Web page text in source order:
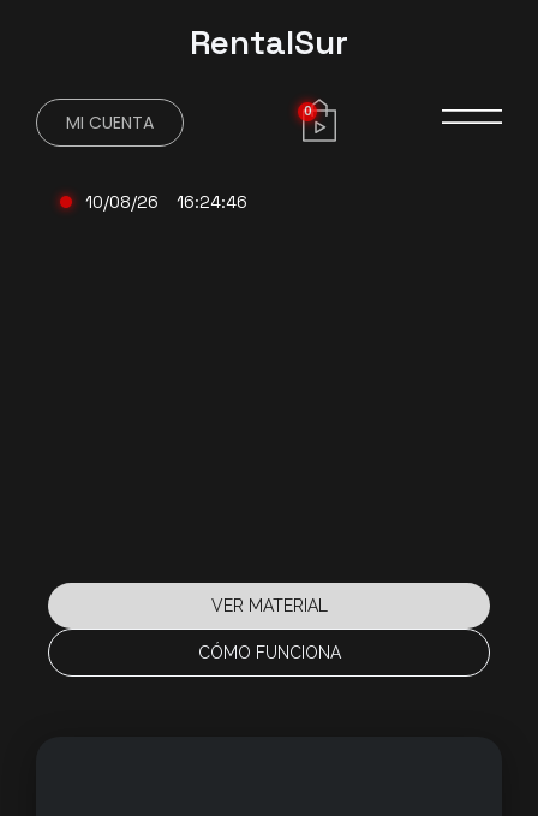
RentalSur
MI CUENTA 0
10/08/26 16:24:47
VER MATERIAL
CÓMO FUNCIONA